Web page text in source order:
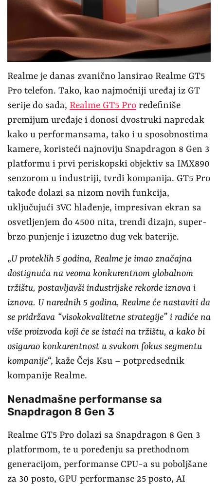
Realme je danas zvanično lansirao Realme GT5
Pro telefon. Tako, kao najmoćniji uređaj iz GT
serije do sada, Realme GT5 Pro redefiniše
premijum uređaje i donosi dvostruki napredak
kako u performansama, tako i u sposobnostima
kamere, koristeći najnoviju Snapdragon 8 Gen 3
platformu i prvi periskopski objektiv sa IMX890
senzorom u industriji, tvrdi kompanija. GT5 Pro
takođe dolazi sa nizom novih funkcija,
uključujući 3VC hlađenje, impresivan ekran sa
osvetljenjem do 4500 nita, trendi dizajn, super-
brzo punjenje i izuzetno dug vek baterije.
„U proteklih 5 godina, Realme je imao značajna
dostignuća na veoma konkurentnom globalnom
tržištu, postavljavši industrijske rekorde iznova i
iznova. U narednih 5 godina, Realme će nastaviti da
se pridržava “visokokvalitetne strategije” i radiće na
više proizvoda koji će se istaći na tržištu, a kako bi
osigurao konkurentnost u svakom fokus segmentu
kompanije“, kaže Čejs Ksu – potpredsednik
kompanije Realme.
Nenadmašne performanse sa
Snapdragon 8 Gen 3
Realme GT5 Pro dolazi sa Snapdragon 8 Gen 3
platformom, te u poređenju sa prethodnom
generacijom, performanse CPU-a su poboljšane
za 30 posto, GPU performanse 25 posto, AI